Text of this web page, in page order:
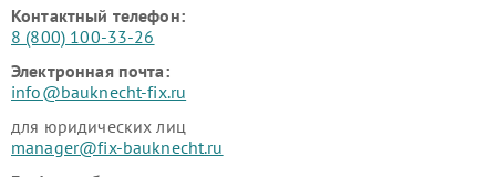
Контактный телефон:
8 (800) 100-33-26
Электронная почта:
info@bauknecht-fix.ru
для юридических лиц
manager@fix-bauknecht.ru